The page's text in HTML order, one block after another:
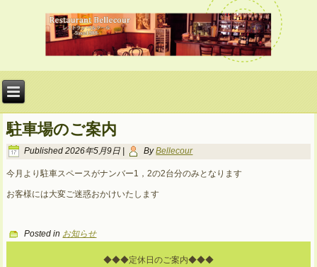
駐車場のご案内
Published 2026年5月9日 By Bellecour
今月より駐車スペースがナンバー1，2の2台分のみとなります
お客様には大変ご迷惑おかけいたします
Posted in お知らせ
◆◆◆定休日のご案内◆◆◆